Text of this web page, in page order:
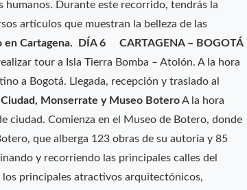
humanos. Durante este recorrido, tendrás la
artículos que muestran la belleza de las
Cartagena.
DÍA 6 CARTAGENA – BOGOTÁ
tour a Isla Tierra Bomba – Atolón. A la hora
a Bogotá. Llegada, recepción y traslado al
Monserrate y Museo BoteroA la hora
ciudad. Comienza en el Museo de Botero, donde
que alberga 123 obras de su autoría y 85
y recorriendo las principales calles del
principales atractivos arquitectónicos,